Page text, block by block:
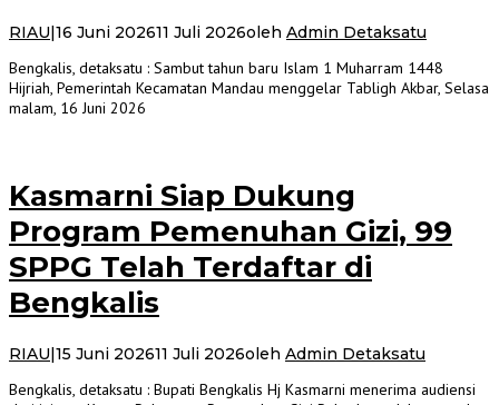
RIAU|16 Juni 202611 Juli 2026oleh Admin Detaksatu
Bengkalis, detaksatu : Sambut tahun baru Islam 1 Muharram 1448
Hijriah, Pemerintah Kecamatan Mandau menggelar Tabligh Akbar, Selasa
malam, 16 Juni 2026
Kasmarni Siap Dukung
Program Pemenuhan Gizi, 99
SPPG Telah Terdaftar di
Bengkalis
RIAU|15 Juni 202611 Juli 2026oleh Admin Detaksatu
Bengkalis, detaksatu : Bupati Bengkalis Hj Kasmarni menerima audiensi